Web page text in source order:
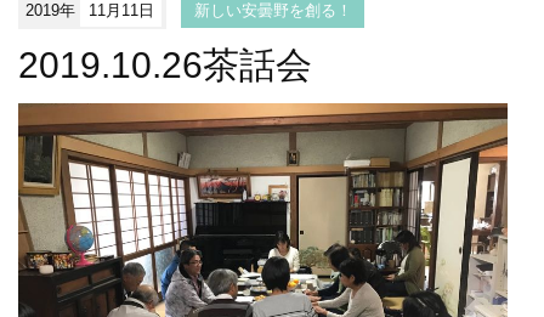
2019年 11月11日 新しい安曇野を創る！
2019.10.26茶話会